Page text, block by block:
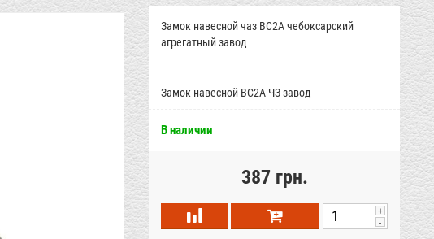
Замок навесной чаз ВС2А чебоксарский
агрегатный завод
Замок навесной ВС2А ЧЗ завод
В наличии
387 грн.
-
+